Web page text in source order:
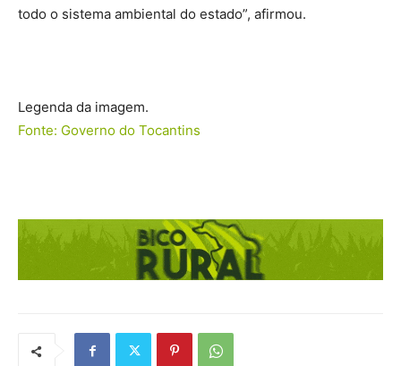
todo o sistema ambiental do estado”, afirmou.
Legenda da imagem.
Fonte: Governo do Tocantins